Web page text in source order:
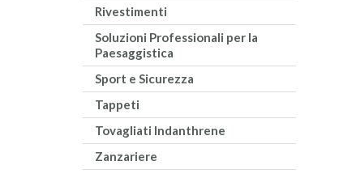
Rivestimenti
Soluzioni Professionali per la
Paesaggistica
Sport e Sicurezza
Tappeti
Tovagliati Indanthrene
Zanzariere